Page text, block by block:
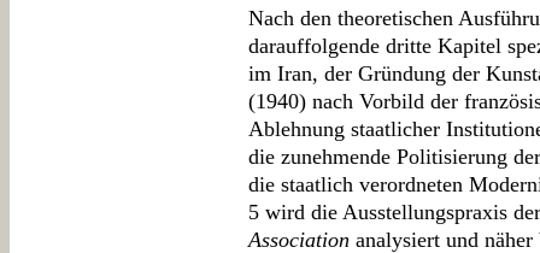
Nach den theoretischen
darauffolgende dritte Kapitel
im Iran, der Gründung der
(1940) nach Vorbild der
Ablehnung staatlicher
die zunehmende Politisierung
die staatlich verordneten
5 wird die Ausstellungspraxis
Association analysiert und